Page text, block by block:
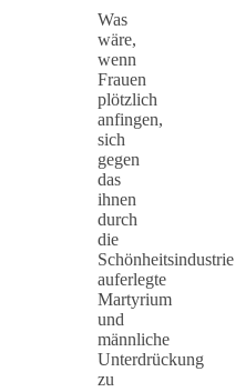
Was
wäre,
wenn
Frauen
plötzlich
anfingen,
sich
gegen
das
ihnen
durch
die
Schönheitsindustrie
auferlegte
Martyrium
und
männliche
Unterdrückung
zu